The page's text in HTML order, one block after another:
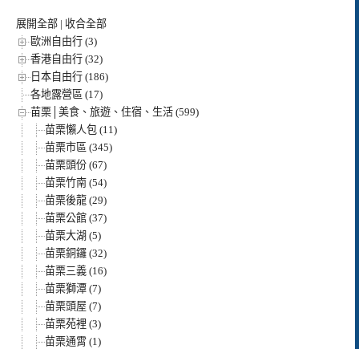
展開全部 | 收合全部
歐洲自由行 (3)
香港自由行 (32)
日本自由行 (186)
各地露營區 (17)
苗栗│美食、旅遊、住宿、生活 (599)
苗栗懶人包 (11)
苗栗市區 (345)
苗栗頭份 (67)
苗栗竹南 (54)
苗栗後龍 (29)
苗栗公館 (37)
苗栗大湖 (5)
苗栗銅鑼 (32)
苗栗三義 (16)
苗栗獅潭 (7)
苗栗頭屋 (7)
苗栗苑裡 (3)
苗栗通霄 (1)